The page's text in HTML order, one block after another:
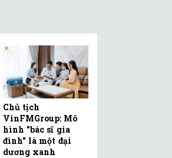
Chủ tịch
VinFMGroup: Mô
hình "bác sĩ gia
đình" là một đại
dương xanh